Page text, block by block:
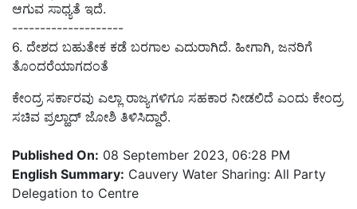
ಆಗುವ ಸಾಧ್ಯತೆ ಇದೆ.
--------------------
6. ದೇಶದ ಬಹುತೇಕ ಕಡೆ ಬರಗಾಲ ಎದುರಾಗಿದೆ. ಹೀಗಾಗಿ, ಜನರಿಗೆ
ತೊಂದರೆಯಾಗದಂತೆ
ಕೇಂದ್ರ ಸರ್ಕಾರವು ಎಲ್ಲಾ ರಾಜ್ಯಗಳಿಗೂ ಸಹಕಾರ ನೀಡಲಿದೆ ಎಂದು ಕೇಂದ್ರ
ಸಚಿವ ಪ್ರಲ್ಹಾದ್ ಜೋಶಿ ತಿಳಿಸಿದ್ದಾರೆ.
Published On: 08 September 2023, 06:28 PM
English Summary: Cauvery Water Sharing: All Party
Delegation to Centre